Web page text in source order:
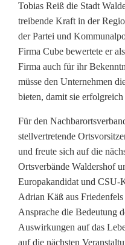
Tobias Reiß die Stadt
treibende Kraft in der
der Partei und
Firma Cube bewertete er
Firma auch für ihr
müsse den Unternehmen
bieten, damit sie
Für den
stellvertretende
und freute sich auf die
Ortsverbände Waldershof
Europakandidat und CSU-
Adrian Käß aus
Ansprache die Bedeutung
Auswirkungen auf das
auf die nächsten